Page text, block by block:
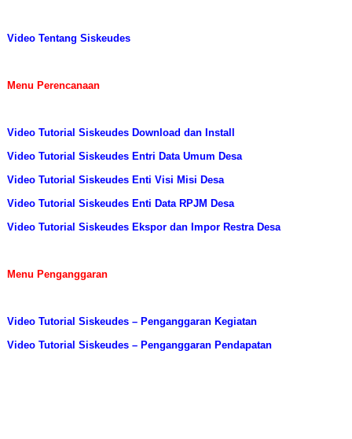
Video Tentang Siskeudes
Menu Perencanaan
Video Tutorial Siskeudes Download dan Install
Video Tutorial Siskeudes Entri Data Umum Desa
Video Tutorial Siskeudes Enti Visi Misi Desa
Video Tutorial Siskeudes Enti Data RPJM Desa
Video Tutorial Siskeudes Ekspor dan Impor Restra Desa
Menu Penganggaran
Video Tutorial Siskeudes – Penganggaran Kegiatan
Video Tutorial Siskeudes – Penganggaran Pendapatan